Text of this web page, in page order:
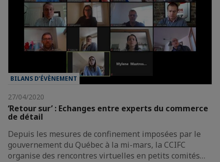
BILANS D’ÉVÈNEMENT
27/04/2020
‘Retour sur’ : Echanges entre experts du commerce
de détail
Depuis les mesures de confinement imposées par le
gouvernement du Québec à la mi-mars, la CCIFC
organise des rencontres virtuelles en petits comités…